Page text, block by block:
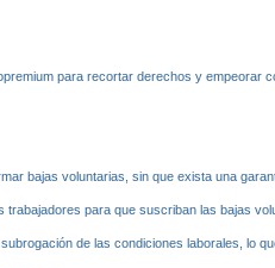
para recortar derechos y empeorar
bajas voluntarias, sin que exista una
para que suscriban las bajas
de las condiciones laborales, lo